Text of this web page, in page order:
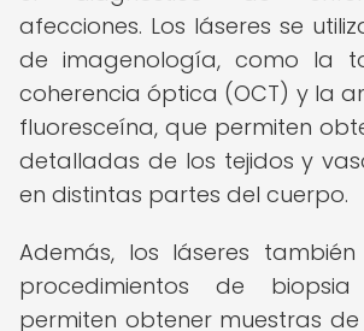
afecciones. Los láseres se
de imagenología, como la
coherencia óptica (OCT) y la
fluoresceína, que permiten
detalladas de los tejidos y
en distintas partes del cuerpo.
Además, los láseres
procedimientos de
permiten obtener muestras